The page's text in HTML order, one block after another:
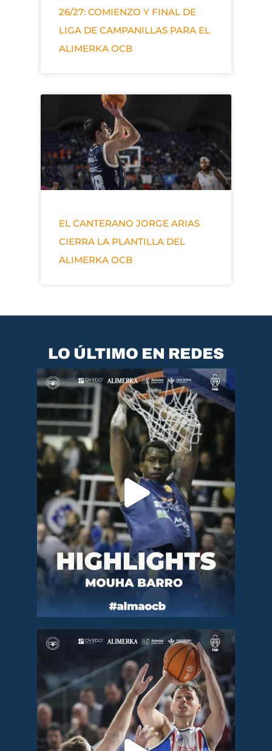
26/27: COMIENZO Y FINAL DE
LIGA DE CAMPANILLAS PARA EL
ALIMERKA OCB
EL CANTERANO JORGE ARIAS
CIERRA LA PLANTILLA DEL
ALIMERKA OCB
LO ÚLTIMO EN REDES